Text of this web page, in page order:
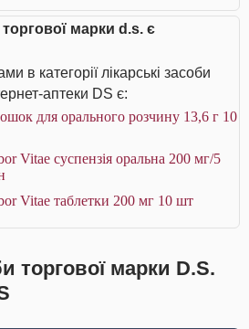
торгової марки d.s. є
в категорії лікарські засоби
аптеки DS є:
для орального розчину 13,6 г 10
Vitae суспензія оральна 200 мг/5
Vitae таблетки 200 мг 10 шт
торгової марки D.S.